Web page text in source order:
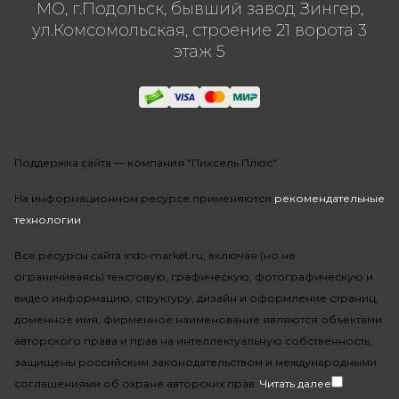
На информационном ресурсе применяются рекомендательные
технологии.
Все ресурсы сайта indo-market.ru, включая (но не
ограничиваясь) текстовую, графическую, фотографическую и
видео информацию, структуру, дизайн и оформление страниц,
доменное имя, фирменное наименование являются объектами
авторского права и прав на интеллектуальную собственность,
защищены российским законодательством и международными
соглашениями об охране авторских прав. Читать далее
МО, г.Подольск, бывший завод Зингер,
ул.Комсомольская, строение 21 ворота 3
этаж 5
Поддержка сайта — компания "Пиксель Плюс"